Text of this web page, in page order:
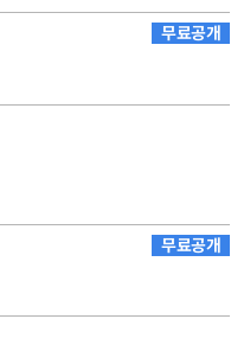
무료공개
무료공개